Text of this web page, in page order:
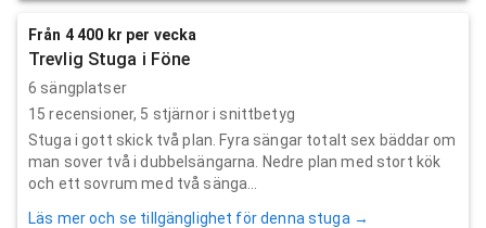
Från 4 400 kr per vecka
Trevlig Stuga i Föne
6 sängplatser
15 recensioner, 5 stjärnor i snittbetyg
Stuga i gott skick två plan. Fyra sängar totalt sex bäddar om
man sover två i dubbelsängarna. Nedre plan med stort kök
och ett sovrum med två sänga...
Läs mer och se tillgänglighet för denna stuga →